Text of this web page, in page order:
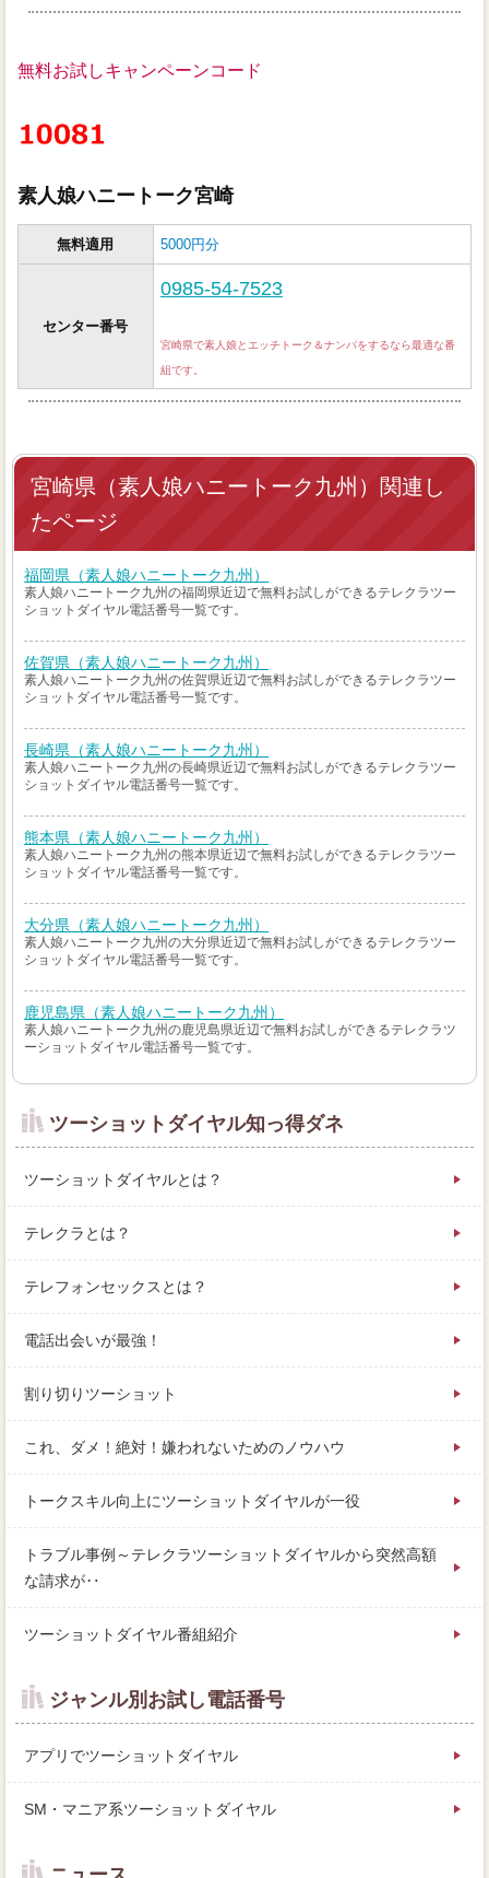
無料お試しキャンペーンコード
素人娘ハニートーク宮崎
無料適用 5000円分
センター番号
0985-54-7523
宮崎県で素人娘とエッチトーク＆ナンパをするなら最適な番
組です。
宮崎県（素人娘ハニートーク九州）関連し
たページ
福岡県（素人娘ハニートーク九州）
素人娘ハニートーク九州の福岡県近辺で無料お試しができるテレクラツー
ショットダイヤル電話番号一覧です。
佐賀県（素人娘ハニートーク九州）
素人娘ハニートーク九州の佐賀県近辺で無料お試しができるテレクラツー
ショットダイヤル電話番号一覧です。
長崎県（素人娘ハニートーク九州）
素人娘ハニートーク九州の長崎県近辺で無料お試しができるテレクラツー
ショットダイヤル電話番号一覧です。
熊本県（素人娘ハニートーク九州）
素人娘ハニートーク九州の熊本県近辺で無料お試しができるテレクラツー
ショットダイヤル電話番号一覧です。
大分県（素人娘ハニートーク九州）
素人娘ハニートーク九州の大分県近辺で無料お試しができるテレクラツー
ショットダイヤル電話番号一覧です。
鹿児島県（素人娘ハニートーク九州）
素人娘ハニートーク九州の鹿児島県近辺で無料お試しができるテレクラツ
ーショットダイヤル電話番号一覧です。
ツーショットダイヤル知っ得ダネ
ツーショットダイヤルとは？
テレクラとは？
テレフォンセックスとは？
電話出会いが最強！
割り切りツーショット
これ、ダメ！絶対！嫌われないためのノウハウ
トークスキル向上にツーショットダイヤルが一役
トラブル事例～テレクラツーショットダイヤルから突然高額
な請求が‥
ツーショットダイヤル番組紹介
ジャンル別お試し電話番号
アプリでツーショットダイヤル
SM・マニア系ツーショットダイヤル